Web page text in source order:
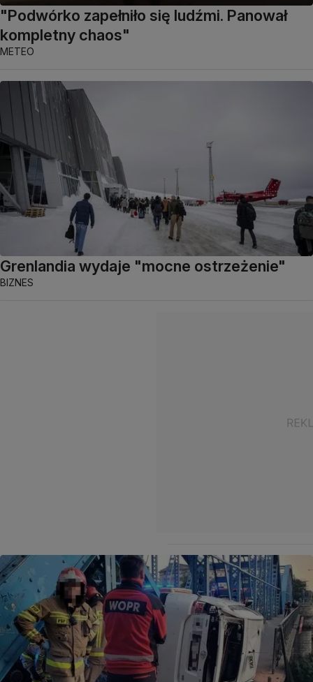
"Podwórko zapełniło się ludźmi. Panował
kompletny chaos"
METEO
Grenlandia wydaje "mocne ostrzeżenie"
BIZNES